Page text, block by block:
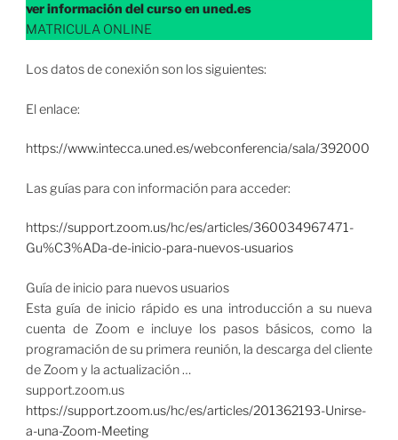
ver información del curso en uned.es
MATRICULA ONLINE
Los datos de conexión son los siguientes:
El enlace:
https://www.intecca.uned.es/webconferencia/sala/392000
Las guías para con información para acceder:
https://support.zoom.us/hc/es/articles/360034967471-
Gu%C3%ADa-de-inicio-para-nuevos-usuarios
Guía de inicio para nuevos usuarios
Esta guía de inicio rápido es una introducción a su nueva
cuenta de Zoom e incluye los pasos básicos, como la
programación de su primera reunión, la descarga del cliente
de Zoom y la actualización …
support.zoom.us
https://support.zoom.us/hc/es/articles/201362193-Unirse-
a-una-Zoom-Meeting